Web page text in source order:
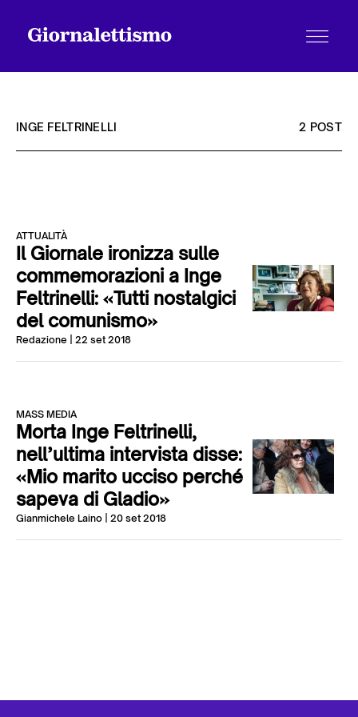
Chi siamo
Contatti
INGE FELTRINELLI 2 POST
ATTUALITÀ
Il Giornale ironizza sulle
commemorazioni a Inge
Feltrinelli: «Tutti nostalgici
del comunismo»
Redazione | 22 set 2018
MASS MEDIA
Morta Inge Feltrinelli,
nell’ultima intervista disse:
«Mio marito ucciso perché
sapeva di Gladio»
Gianmichele Laino | 20 set 2018